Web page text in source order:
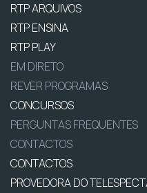
RTP ARQUIVOS
RTP ENSINA
RTP PLAY
EM DIRETO
REVER PROGRAMAS
CONCURSOS
PERGUNTAS FREQUENTES
CONTACTOS
CONTACTOS
PROVEDORA DO